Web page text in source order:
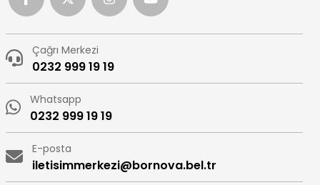
Çağrı Merkezi
0232 999 19 19
Whatsapp
0232 999 19 19
E-posta
iletisimmerkezi@bornova.bel.tr